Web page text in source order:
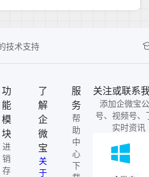
技术支持
功
能
模
块
进
销
存
了
解
企
微
宝
关
于
服
务
帮
助
中
心
下
关注或联系
添加企微宝
号、视频号、
实时资讯